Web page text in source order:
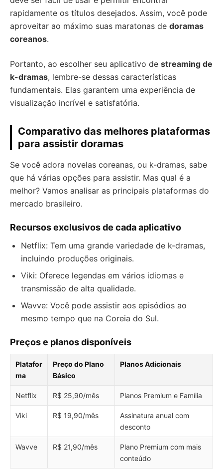
rapidamente os títulos desejados. Assim, você pode
aproveitar ao máximo suas maratonas de doramas
coreanos.
Portanto, ao escolher seu aplicativo de streaming de
k-dramas, lembre-se dessas características
fundamentais. Elas garantem uma experiência de
visualização incrível e satisfatória.
Comparativo das melhores plataformas
para assistir doramas
Se você adora novelas coreanas, ou k-dramas, sabe
que há várias opções para assistir. Mas qual é a
melhor? Vamos analisar as principais plataformas do
mercado brasileiro.
Recursos exclusivos de cada aplicativo
Netflix: Tem uma grande variedade de k-dramas,
incluindo produções originais.
Viki: Oferece legendas em vários idiomas e
transmissão de alta qualidade.
Wavve: Você pode assistir aos episódios ao
mesmo tempo que na Coreia do Sul.
Preços e planos disponíveis
Platafor
ma
Preço do Plano
Básico
Planos Adicionais
Netflix R$ 25,90/mês Planos Premium e Família
Viki R$ 19,90/mês
Assinatura anual com
desconto
Wavve R$ 21,90/mês
Plano Premium com mais
conteúdo